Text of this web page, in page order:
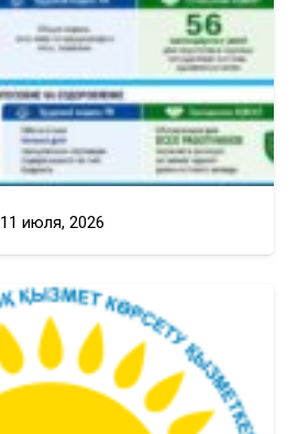
11 июля, 2026